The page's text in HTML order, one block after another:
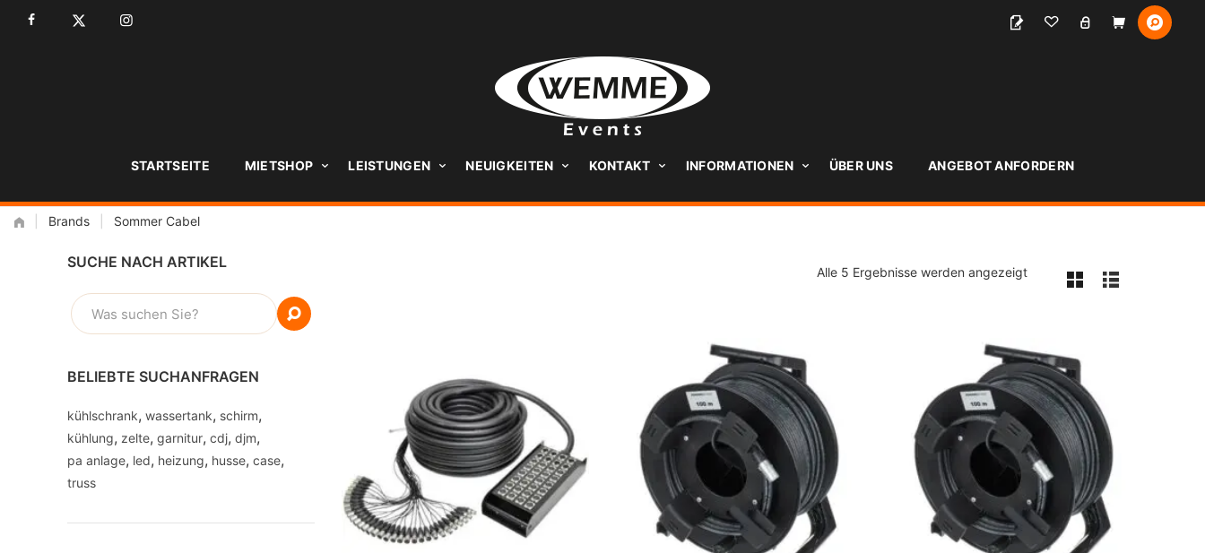
Zum
STARTSEITE MIETSHOP LEISTUNGEN NEUIGKEITEN KONTAKT INFORMATIONEN ÜBER UNS ANGEBOT ANFORDERN
Brands Sommer Cabel
Alle 5 Ergebnisse werden angezeigt
SUCHE NACH ARTIKEL
SUCHEN
BELIEBTE SUCHANFRAGEN
kühlschrank wassertank schirm
kühlung zelte garnitur cdj djm
pa anlage led heizung husse case
truss